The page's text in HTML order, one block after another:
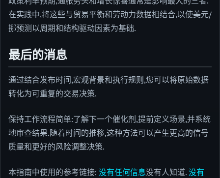
在实践中,将这些与贸易平衡和劳动力数据相结合,以使美元/
挪预测以周期和结构驱动因素为基础.
最后的消息
通过结合发布时间,宏观背景和执行规则,您可以将原始数据
转化为可重复的交易决策.
保持工作流程简单:了解下一个催化剂,提前定义场景,并系统
地审查结果.随着时间的推移,这种方法可以产生更高的信号
质量和更好的风险调整决策.
本指南中使用的参考链接: 没有任何信息没有人知道.没有